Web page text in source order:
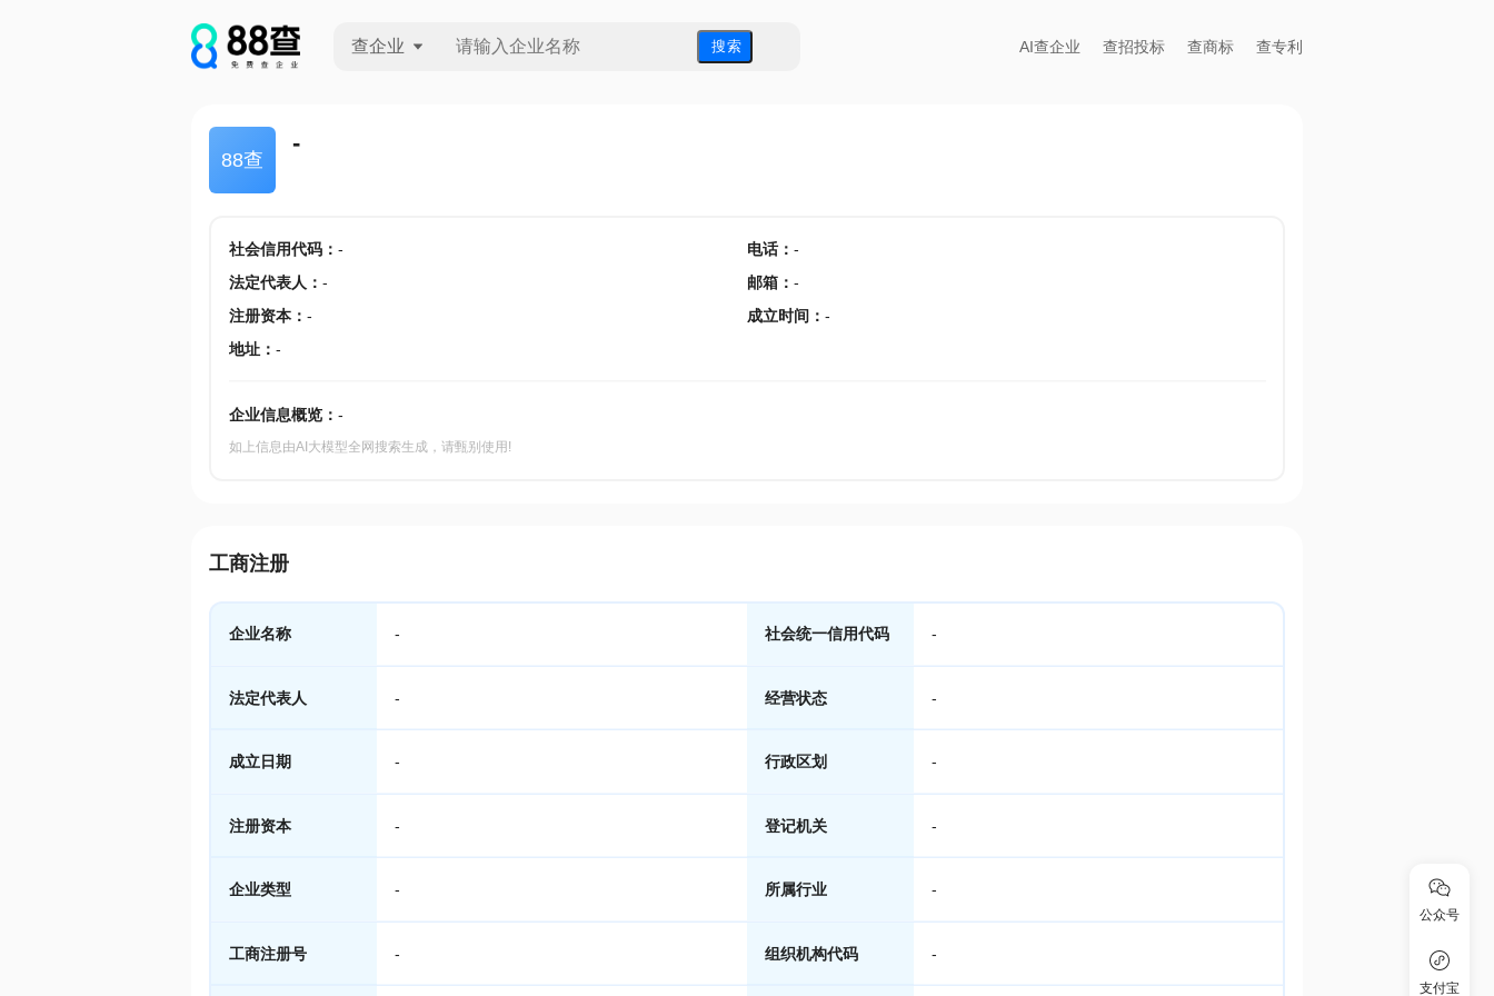
查企业 搜 索 AI查企业 查招投标 查商标 查专利
88查
-
社会信用代码： - 电话： -
法定代表人 ： - 邮箱 ： -
注册资本： - 成立时间 ： -
地址： -
企业信息概览： -
如上信息由AI大模型全网搜索生成，请甄别使用!
工商注册
企业名称 - 社会统一信用代码 -
法定代表人 - 经营状态 -
成立日期 - 行政区划 -
注册资本 - 登记机关 -
企业类型 - 所属行业 -
工商注册号 - 组织机构代码 -
公众号
支付宝